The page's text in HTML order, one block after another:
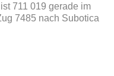
711 019 gerade im
7485 nach Subotica